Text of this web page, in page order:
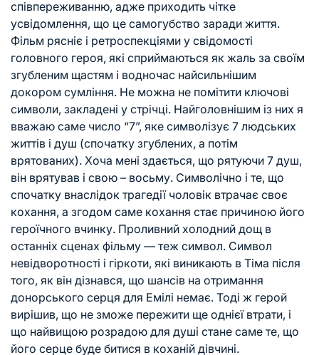
співпереживанню, адже приходить чітке
усвідомлення, що це самогубство заради життя.
Фільм рясніє і ретроспекціями у свідомості
головного героя, які сприймаються як жаль за своїм
згубленим щастям і водночас найсильнішим
докором сумління. Не можна не помітити ключові
символи, закладені у стрічці. Найголовнішим із них я
вважаю саме число “7”, яке символізує 7 людських
життів і душ (спочатку згублених, а потім
врятованих). Хоча мені здається, що рятуючи 7 душ,
він врятував і свою – восьму. Символічно і те, що
спочатку внаслідок трагедії чоловік втрачає своє
кохання, а згодом саме кохання стає причиною його
героїчного вчинку. Проливний холодний дощ в
останніх сценах фільму — теж символ. Символ
невідворотності і гіркоти, які виникають в Тіма після
того, як він дізнався, що шансів на отримання
донорського серця для Емілі немає. Тоді ж герой
вирішив, що не зможе пережити ще однієї втрати, і
що найвищою розрадою для душі стане саме те, що
його серце буде битися в коханій дівчині.